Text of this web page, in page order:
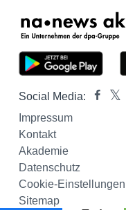
Social Media:
Impressum
Kontakt
Akademie
Datenschutz
Cookie-Einstellungen
Sitemap